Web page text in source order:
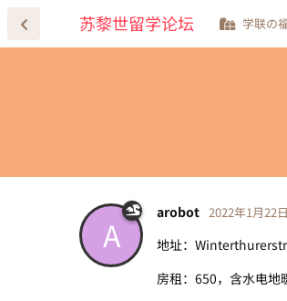
苏黎世留学论坛 学联の
A
arobot 2022年1月22日
地址：
房租：650，含水电地